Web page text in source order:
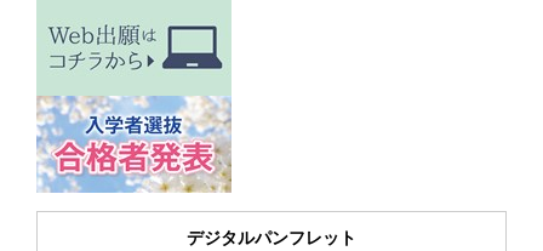
デジタルパンフレット